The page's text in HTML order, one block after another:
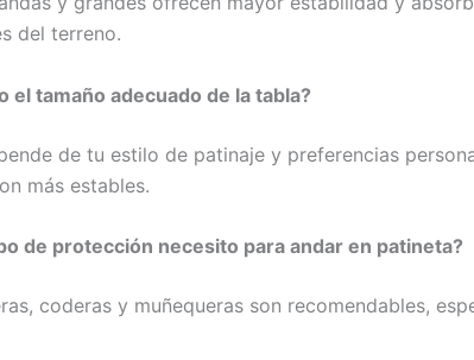
del terreno.
el tamaño adecuado de la tabla?
de tu estilo de patinaje y preferencias
más estables.
de protección necesito para andar en patineta?
coderas y muñequeras son recomendables,